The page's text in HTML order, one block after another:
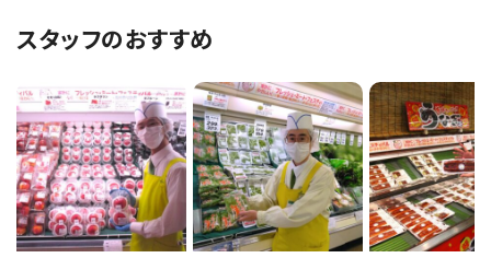
スタッフのおすすめ